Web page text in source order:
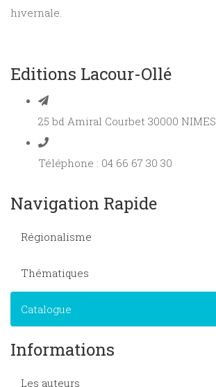
hivernale.
Editions Lacour-Ollé
25 bd Amiral Courbet 30000 NIMES
Téléphone : 04 66 67 30 30
Navigation Rapide
Régionalisme
Thématiques
Catalogue
Informations
Les auteurs